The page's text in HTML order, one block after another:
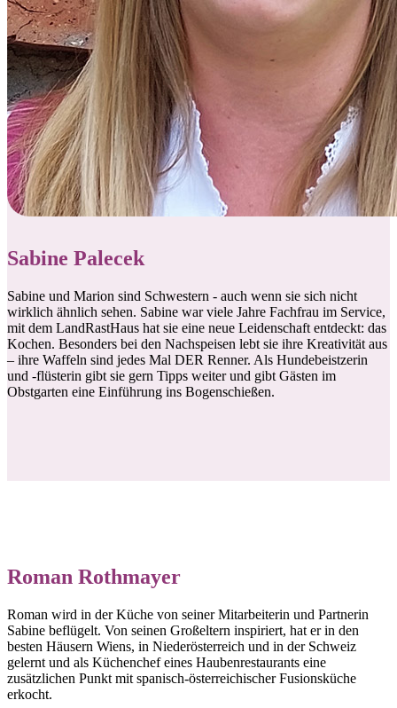
Sabine Palecek
Sabine und Marion sind Schwestern - auch wenn sie sich nicht
wirklich ähnlich sehen. Sabine war viele Jahre Fachfrau im Service,
mit dem LandRastHaus hat sie eine neue Leidenschaft entdeckt: das
Kochen. Besonders bei den Nachspeisen lebt sie ihre Kreativität aus
– ihre Waffeln sind jedes Mal DER Renner. Als Hundebeistzerin
und -flüsterin gibt sie gern Tipps weiter und gibt Gästen im
Obstgarten eine Einführung ins Bogenschießen.
Roman Rothmayer
Roman wird in der Küche von seiner Mitarbeiterin und Partnerin
Sabine beflügelt. Von seinen Großeltern inspiriert, hat er in den
besten Häusern Wiens, in Niederösterreich und in der Schweiz
gelernt und als Küchenchef eines Haubenrestaurants eine
zusätzlichen Punkt mit spanisch-österreichischer Fusionsküche
erkocht.